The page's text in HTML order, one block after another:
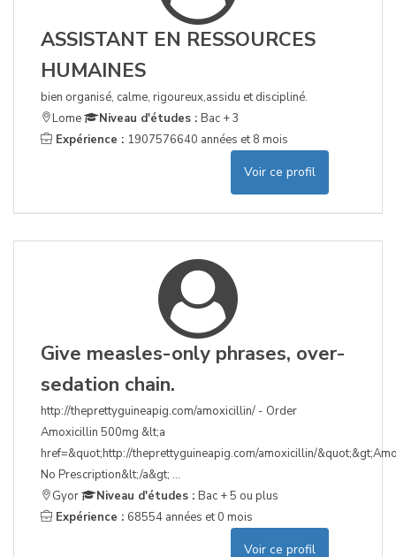
ASSISTANT EN RESSOURCES
HUMAINES
bien organisé, calme, rigoureux,assidu et discipliné.
Lome
Niveau d'études : Bac + 3
Expérience : 1907576640 années et 8 mois
Voir ce profil
Give measles-only phrases, over-
sedation chain.
http://theprettyguineapig.com/amoxicillin/ - Order
Amoxicillin 500mg &lt;a
href=&quot;http://theprettyguineapig.com/amoxicillin/
No Prescription&lt;/a&gt; ...
Gyor
Niveau d'études : Bac + 5 ou plus
Expérience : 68554 années et 0 mois
Voir ce profil